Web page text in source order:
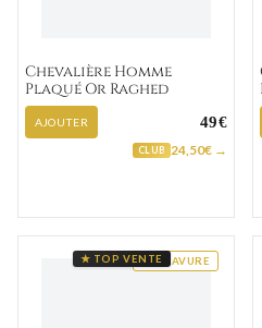
Chevalière Homme
Plaqué Or Raghed
AJOUTER 49€
CLUB 24,50€ →
GRAVURE
★ TOP VENTE